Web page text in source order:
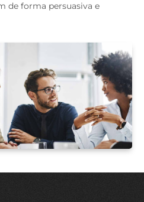
de forma persuasiva e